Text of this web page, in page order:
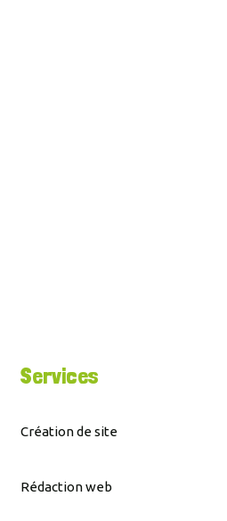
Services
Création de site
Rédaction web